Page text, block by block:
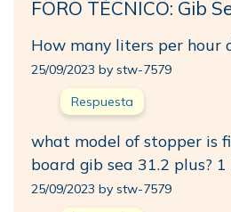
FORO TÉCNICO: Gib
How many liters per hour
25/09/2023 by stw-7579
Respuesta
what model of stopper is
board gib sea 31.2 plus?
25/09/2023 by stw-7579